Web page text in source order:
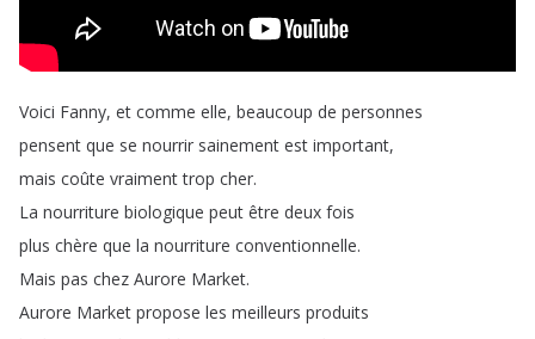
Voici Fanny, et comme elle, beaucoup de personnes
pensent que se nourrir sainement est important,
mais coûte vraiment trop cher.
La nourriture biologique peut être deux fois
plus chère que la nourriture conventionnelle.
Mais pas chez Aurore Market.
Aurore Market propose les meilleurs produits